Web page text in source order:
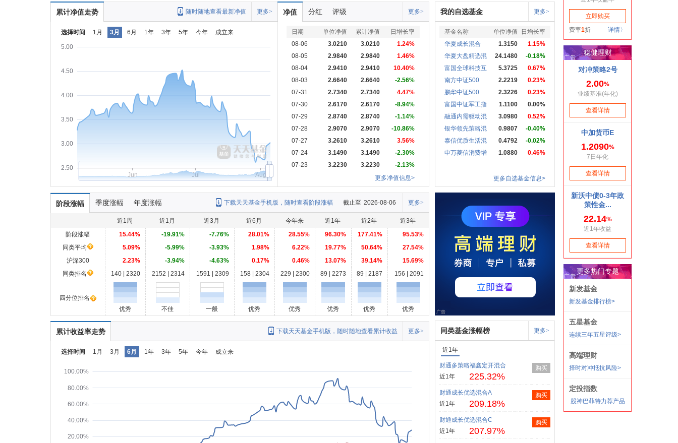
累计净值走势 更多>
随时随地查看最新净值
选择时间 1月 3月 6月 1年 3年 5年 今年 成立来
2.50
3.00
3.50
4.00
4.50
5.00
Jun Jul Aug
净值 分红 评级 更多>
日期 单位净值 累计净值
日增长率
08-06
3.0210 3.0210
1.24%
08-05
2.9840 2.9840
1.46%
08-04
2.9410 2.9410
10.40%
08-03
2.6640 2.6640
-2.56%
07-31
2.7340 2.7340
4.47%
07-30
2.6170 2.6170
-8.94%
07-29
2.8740 2.8740
-1.14%
07-28
2.9070 2.9070
-10.86%
07-27
3.2610 3.2610
3.56%
07-24
3.1490 3.1490
-2.30%
07-23
3.2230 3.2230
-2.13%
更多净值信息>
我的自选基金 更多>
基金名称 单位净值
日增长率
华夏成长混合
1.3150
1.15%
华夏大盘精选混
24.1480
-0.18%
富国全球科技互
5.3725
0.67%
南方中证500
2.2219
0.23%
鹏华中证500
2.3226
0.23%
富国中证军工指
1.1100
0.00%
融通内需驱动混
3.0980
0.52%
银华领先策略混
0.9807
-0.40%
泰信优质生活混
0.4792
-0.02%
申万菱信消费增
1.0880 0.46%
更多自选基金信息>
阶段涨幅 季度涨幅 年度涨幅 更多>
截止至 2026-08-06
下载天天基金手机版，随时查看阶段涨幅
近1周 近1月 近3月 近6月 今年来 近1年 近2年
近3年
阶段涨幅
15.44% -19.91% -7.76% 28.01% 28.55% 96.30% 177.41%
95.53%
同类平均
5.09% -5.99% -3.93% 1.98% 6.22% 19.77% 50.64%
27.54%
沪深300
2.23% -3.94% -4.63% 0.17% 0.46% 13.07% 39.14%
15.69%
同类排名
140 | 2320 2152 | 2314 1591 | 2309 158 | 2304 229 | 2300 89 | 2273 89 | 2187 156 | 2091
四分位排名
优秀
不佳 一般 优秀 优秀 优秀 优秀 优秀
累计收益率走势 更多>
下载天天基金手机版，随时随地查看累计收益
选择时间 1月 3月 6月 1年 3年 5年 今年 成立来
20.00%
40.00%
60.00%
80.00%
100.00%
同类基金涨幅榜 更多>
近1年
财通多策略福鑫定开混合
近1年
225.32%
购买
财通成长优选混合A
近1年
209.18%
购买
财通成长优选混合C
近1年
207.97%
购买